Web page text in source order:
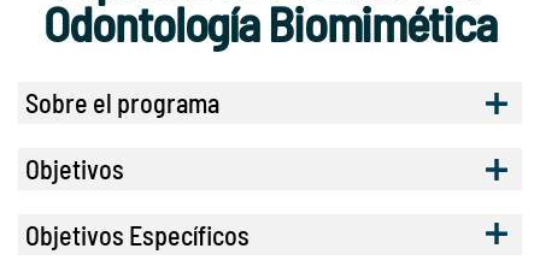
Odontología Biomimética
Sobre el programa
Objetivos
Objetivos Específicos